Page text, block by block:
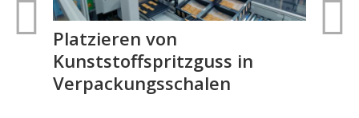
Platzieren von
Kunststoffspritzguss in
Verpackungsschalen